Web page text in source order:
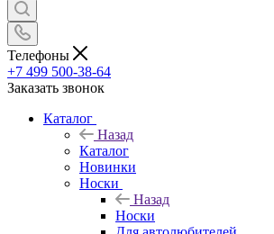
Телефоны
+7 499 500-38-64
Заказать звонок
Каталог
Назад
Каталог
Новинки
Носки
Назад
Носки